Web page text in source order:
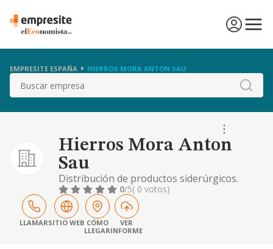
EMPRESITE ESPAÑA HIERROS MORA ANTON SAU
Buscar
Hierros Mora Anton
Sau
Distribución de productos siderúrgicos.
0/5( 0 votos)
LLAMARSITIO WEB CÓMO
LLEGAR
VER
INFORME